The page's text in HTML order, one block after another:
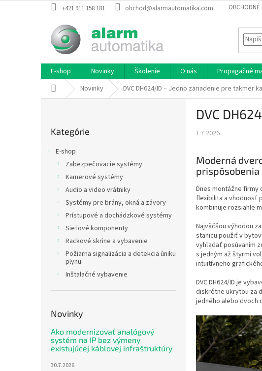
na
+421 911 158 181 obchod@alarmautomatika.com
E-shop Novinky Školenie O nás Propagačné
DomovNovinky DVC DH624/ID – Jedno zariadenie pre takmer
kategórie
Kategórie
E-shop
Zabezpečovacie systémy
Kamerové systémy
Audio a video vrátniky
Systémy pre brány, okná a závory
Prístupové a dochádzkové systémy
Sieťové komponenty
Rackové skrine a vybavenie
Požiarna signalizácia a detekcia úniku
plynu
Inštalačné vybavenie
Novinky
Ako modernizovať analógový
systém na IP bez výmeny
existujúcej káblovej infraštruktúry
30.7.2026
DVC
1.7.2026
Moderná
Dnes montážne firmy
flexibilita a vhodnosť
kombinuje rozsiahle
Najväčšou výhodou
stanicu použiť v
vyhľadať posúvaním
s jedným až štyrmi
intuitívneho
DVC DH624/ID je
diskrétne ukrytou za
jedného alebo dvoch